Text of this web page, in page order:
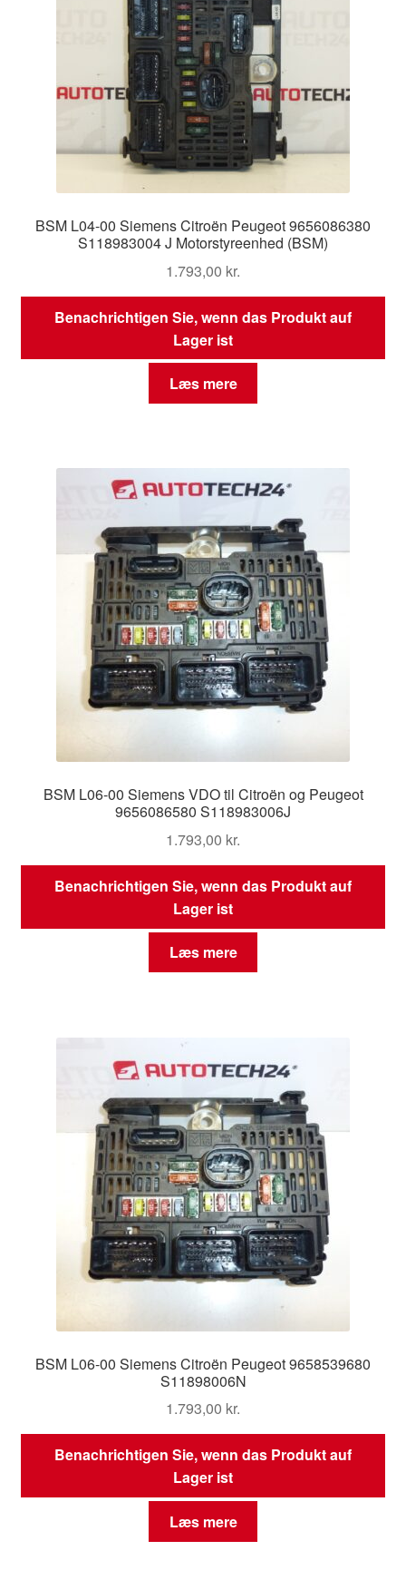
BSM L04-00 Siemens Citroën Peugeot 9656086380
S118983004 J Motorstyreenhed (BSM)
1.793,00 kr.
Benachrichtigen Sie, wenn das Produkt auf
Lager ist
Læs mere
BSM L06-00 Siemens VDO til Citroën og Peugeot
9656086580 S118983006J
1.793,00 kr.
Benachrichtigen Sie, wenn das Produkt auf
Lager ist
Læs mere
BSM L06-00 Siemens Citroën Peugeot 9658539680
S11898006N
1.793,00 kr.
Benachrichtigen Sie, wenn das Produkt auf
Lager ist
Læs mere